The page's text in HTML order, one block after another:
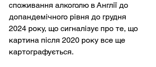
споживання алкоголю в Англії до
допандемічного рівня до грудня
2024 року, що сигналізує про те, що
картина після 2020 року все ще
картографується.